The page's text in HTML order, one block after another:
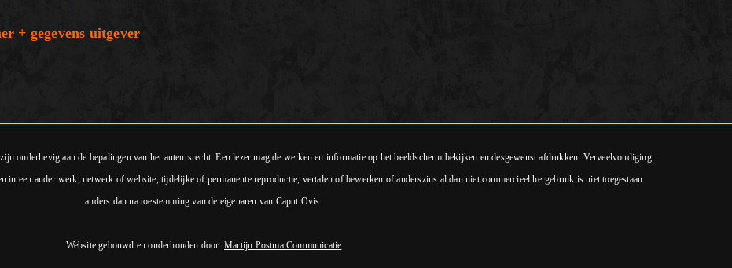
uitgever
onderhevig aan de bepalingen van het auteursrecht. Een lezer mag de werken en informatie op het beeldscherm bekijken en desgewenst afdrukken. Verveelvoudiging
in een ander werk, netwerk of website, tijdelijke of permanente reproductie, vertalen of bewerken of anderszins al dan niet commercieel hergebruik is niet toegestaan
anders dan na toestemming van de eigenaren van Caput Ovis.
Website gebouwd en onderhouden door: Martijn Postma Communicatie